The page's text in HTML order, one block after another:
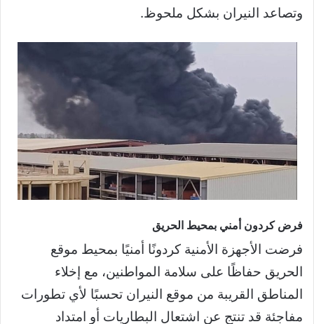
وتصاعد النيران بشكل ملحوظ.
فرض كردون أمني بمحيط الحريق
فرضت الأجهزة الأمنية كردونًا أمنيًا بمحيط موقع
الحريق حفاظًا على سلامة المواطنين، مع إخلاء
المناطق القريبة من موقع النيران تحسبًا لأي تطورات
مفاجئة قد تنتج عن اشتعال البطاريات أو امتداد